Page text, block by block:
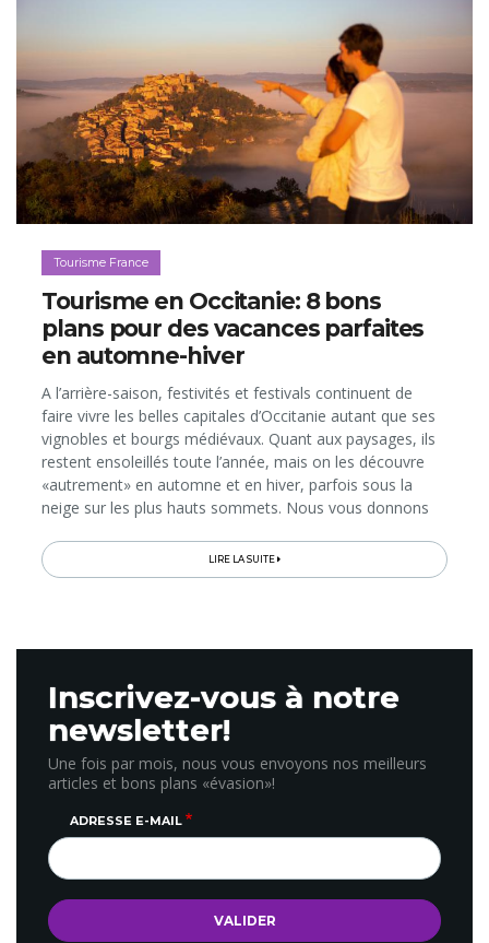
Tourisme France
Tourisme en Occitanie: 8 bons
plans pour des vacances parfaites
en automne-hiver
A l’arrière-saison, festivités et festivals continuent de
faire vivre les belles capitales d’Occitanie autant que ses
vignobles et bourgs médiévaux. Quant aux paysages, ils
restent ensoleillés toute l’année, mais on les découvre
«autrement» en automne et en hiver, parfois sous la
neige sur les plus hauts sommets. Nous vous donnons
à ces...
LIRE LA SUITE
Inscrivez-vous à notre
newsletter!
Une fois par mois, nous vous envoyons nos meilleurs
articles et bons plans «évasion»!
ADRESSE E-MAIL